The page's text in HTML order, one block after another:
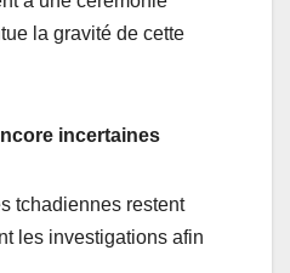
la gravité de cette
incertaines
tchadiennes restent
les investigations afin